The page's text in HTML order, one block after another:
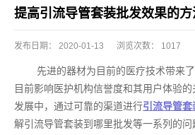
提高引流导管套装批发效果的
发布日期： 2020-01-13 浏览次数： 1017
先进的器材为目前的医疗技术带来
目前影响医护机构信誉度和其用户体验
发展中，通过可靠的渠道进行引流导管套
解引流导管套装到哪里批发等一系列的